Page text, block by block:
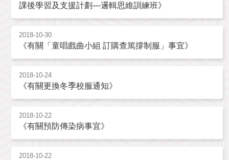
課後學習及支援計劃—邏輯思維訓練班》
2018-10-30
《有關「童唱戲曲小組 訂購查篤撐制服」事宜》
2018-10-24
《有關更換冬季校服通知》
2018-10-22
《有關預防傳染病事宜》
2018-10-22